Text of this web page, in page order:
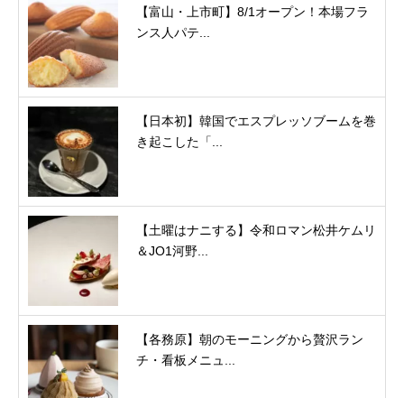
【富山・上市町】8/1オープン！本場フラ
ンス人パテ...
【日本初】韓国でエスプレッソブームを巻
き起こした「...
【土曜はナニする】令和ロマン松井ケムリ
＆JO1河野...
【各務原】朝のモーニングから贅沢ラン
チ・看板メニュ...